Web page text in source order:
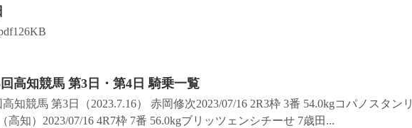
高知競馬 第3日・第4日 騎乗一覧
知競馬 第3日（2023.7.16） 赤岡修次2023/07/16 2R3枠 3番 54.0kgコパノスタンリ
高知）2023/07/16 4R7枠 7番 56.0kgブリッツェンシチーせ 7歳田...